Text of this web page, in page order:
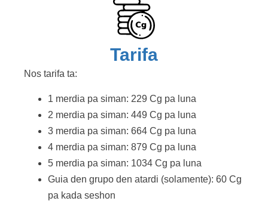
Tarifa
Nos tarifa ta:
1 merdia pa siman: 229 Cg pa luna
2 merdia pa siman: 449 Cg pa luna
3 merdia pa siman: 664 Cg pa luna
4 merdia pa siman: 879 Cg pa luna
5 merdia pa siman: 1034 Cg pa luna
Guia den grupo den atardi (solamente): 60 Cg
pa kada seshon